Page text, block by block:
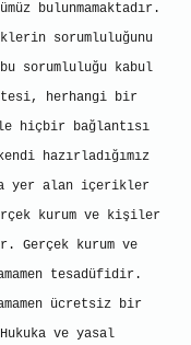
bulunmamaktadır.
sorumluluğunu
sorumluluğu kabul
herhangi bir
hiçbir bağlantısı
hazırladığımız
yer alan içerikler
kurum ve kişiler
Gerçek kurum ve
tesadüfidir.
ücretsiz bir
ve yasal